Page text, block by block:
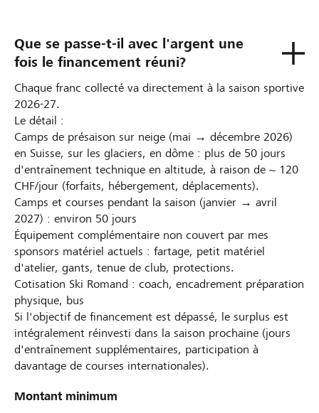
Que se passe-t-il avec l'argent une
fois le financement réuni?
Chaque franc collecté va directement à la saison sportive
2026-27.
Le détail :
Camps de présaison sur neige (mai → décembre 2026)
en Suisse, sur les glaciers, en dôme : plus de 50 jours
d'entraînement technique en altitude, à raison de ~ 120
CHF/jour (forfaits, hébergement, déplacements).
Camps et courses pendant la saison (janvier → avril
2027) : environ 50 jours
Équipement complémentaire non couvert par mes
sponsors matériel actuels : fartage, petit matériel
d'atelier, gants, tenue de club, protections.
Cotisation Ski Romand : coach, encadrement préparation
physique, bus
Si l'objectif de financement est dépassé, le surplus est
intégralement réinvesti dans la saison prochaine (jours
d'entraînement supplémentaires, participation à
davantage de courses internationales).
Montant minimum